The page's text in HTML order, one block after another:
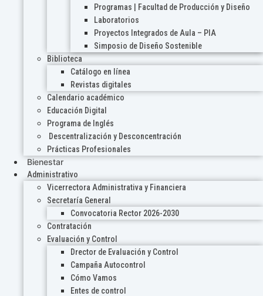
Programas | Facultad de Producción y Diseño
Laboratorios
Proyectos Integrados de Aula – PIA
Simposio de Diseño Sostenible
Biblioteca
Catálogo en línea
Revistas digitales
Calendario académico
Educación Digital
Programa de Inglés
Descentralización y Desconcentración
Prácticas Profesionales
Bienestar
Administrativo
Vicerrectora Administrativa y Financiera
Secretaría General
Convocatoria Rector 2026-2030
Contratación
Evaluación y Control
Drector de Evaluación y Control
Campaña Autocontrol
Cómo Vamos
Entes de control